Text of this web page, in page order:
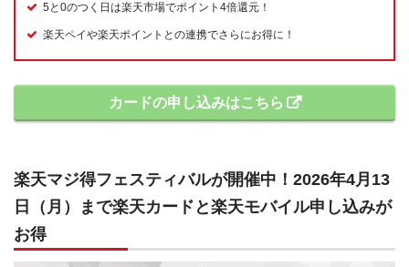
5と0のつく日は楽天市場でポイント4倍還元！
楽天ペイや楽天ポイントとの連携でさらにお得に！
カードの申し込みはこちら
楽天マジ得フェスティバルが開催中！2026年4月13
日（月）まで楽天カードと楽天モバイル申し込みが
お得